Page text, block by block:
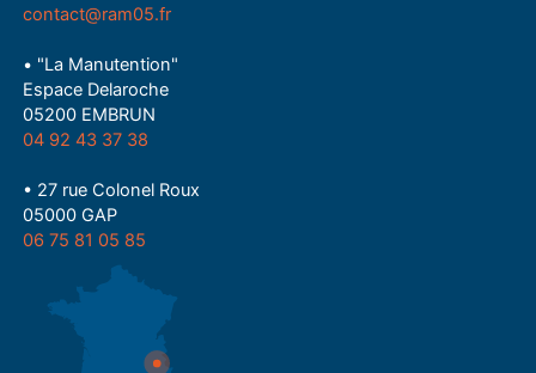
contact@ram05.fr
• "La Manutention"
Espace Delaroche
05200 EMBRUN
04 92 43 37 38
• 27 rue Colonel Roux
05000 GAP
06 75 81 05 85